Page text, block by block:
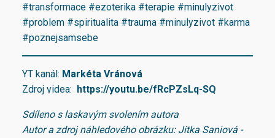
#transformace #ezoterika #terapie #minulyzivot
#problem #spiritualita #trauma #minulyzivot #karma
#poznejsamsebe
YT kanál: Markéta Vránová
Zdroj videa: https://youtu.be/fRcPZsLq-SQ
Sdíleno s laskavým svolením autora
Autor a zdroj náhledového obrázku: Jitka Saniová -